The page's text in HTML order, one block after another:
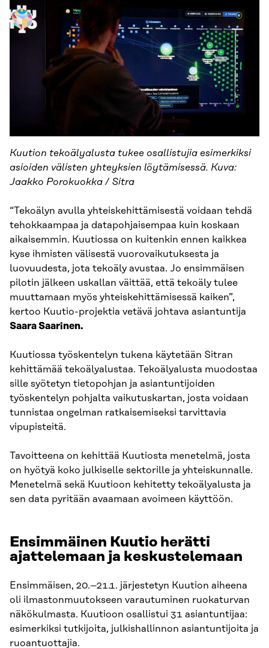
Kuution tekoälyalusta tukee osallistujia esimerkiksi
asioiden välisten yhteyksien löytämisessä. Kuva:
Jaakko Porokuokka / Sitra
“Tekoälyn avulla yhteiskehittämisestä voidaan tehdä
tehokkaampaa ja datapohjaisempaa kuin koskaan
aikaisemmin. Kuutiossa on kuitenkin ennen kaikkea
kyse ihmisten välisestä vuorovaikutuksesta ja
luovuudesta, jota tekoäly avustaa. Jo ensimmäisen
pilotin jälkeen uskallan väittää, että tekoäly tulee
muuttamaan myös yhteiskehittämisessä kaiken”,
kertoo Kuutio-projektia vetävä johtava asiantuntija
Saara Saarinen.
Kuutiossa työskentelyn tukena käytetään Sitran
kehittämää tekoälyalustaa. Tekoälyalusta muodostaa
sille syötetyn tietopohjan ja asiantuntijoiden
työskentelyn pohjalta vaikutuskartan, josta voidaan
tunnistaa ongelman ratkaisemiseksi tarvittavia
vipupisteitä.
Tavoitteena on kehittää Kuutiosta menetelmä, josta
on hyötyä koko julkiselle sektorille ja yhteiskunnalle.
Menetelmä sekä Kuutioon kehitetty tekoälyalusta ja
sen data pyritään avaamaan avoimeen käyttöön.
Ensimmäinen Kuutio herätti
ajattelemaan ja keskustelemaan
Ensimmäisen, 20.–21.1. järjestetyn Kuution aiheena
oli ilmastonmuutokseen varautuminen ruokaturvan
näkökulmasta. Kuutioon osallistui 31 asiantuntijaa:
esimerkiksi tutkijoita, julkishallinnon asiantuntijoita ja
ruoantuottajia.